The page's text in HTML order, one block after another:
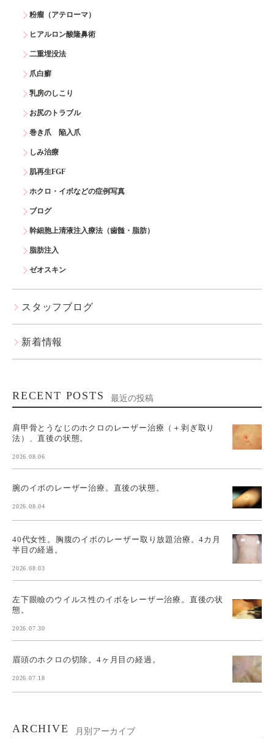
粉瘤（アテローマ）
ヒアルロン酸隆鼻術
二重埋没法
爪白癬
乳房のしこり
お尻のトラブル
巻き爪 陥入爪
しみ治療
肌再生FGF
ホクロ・イボなどの症例写真
ブログ
幹細胞上清液注入療法（歯髄・脂肪）
脂肪注入
ゼオスキン
スタッフブログ
新着情報
RECENT POSTS 最近の投稿
肩甲骨とうなじのホクロのレーザー治療（＋剥ぎ取り
法）、直後の状態。
2026.08.06
腕のイボのレーザー治療。直後の状態。
2026.08.04
40代女性。胸腹のイボのレーザー取り放題治療。4カ月
半目の経過。
2026.08.03
左下眼瞼のウイルス性のイボをレーザー治療。直後の状
態。
2026.07.30
眉頭のホクロの切除。4ヶ月目の経過。
2026.07.18
ARCHIVE 月別アーカイブ